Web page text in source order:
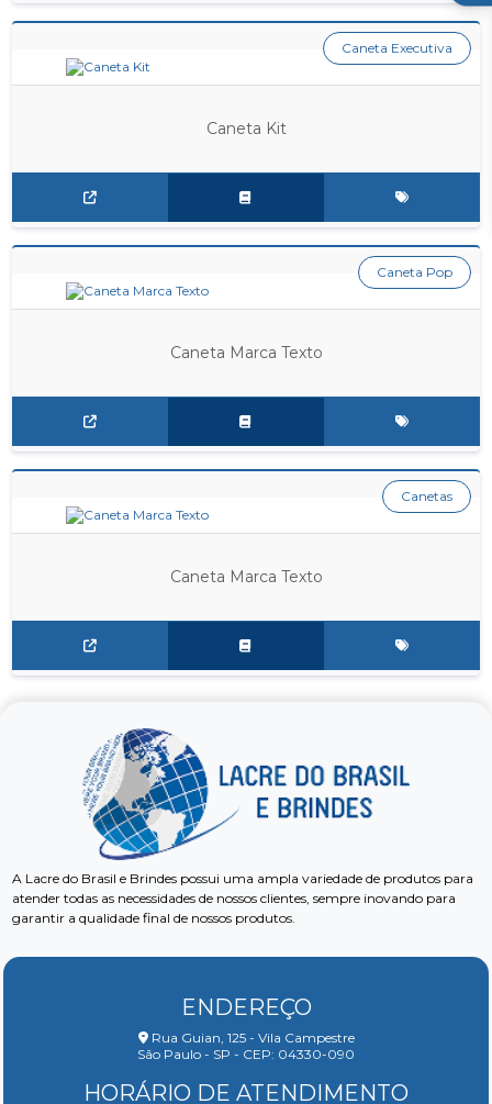
Caneta Kit
Caneta Executiva
Caneta Marca Texto
Caneta Pop
Caneta Marca Texto
Canetas
A Lacre do Brasil e Brindes possui uma ampla variedade de produtos para
atender todas as necessidades de nossos clientes, sempre inovando para
garantir a qualidade final de nossos produtos.
ENDEREÇO
Rua Guian, 125 - Vila Campestre
São Paulo - SP - CEP: 04330-090
HORÁRIO DE ATENDIMENTO